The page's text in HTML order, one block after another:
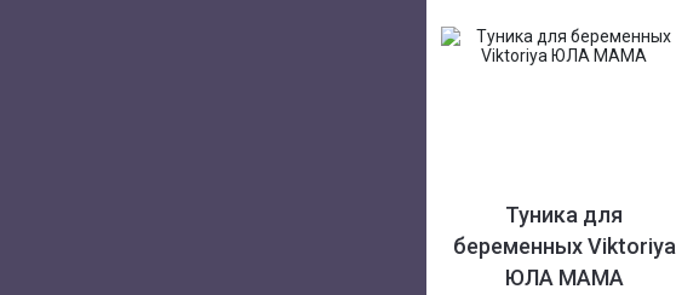
Туника для
беременных Viktoriya
ЮЛА МАМА